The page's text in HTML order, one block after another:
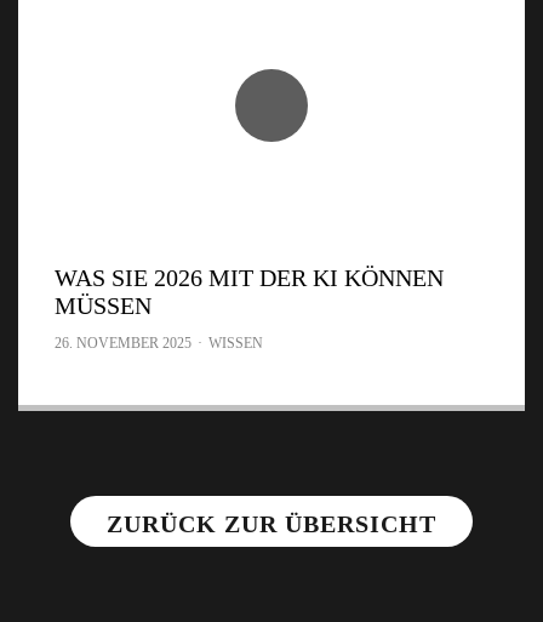
WAS SIE 2026 MIT DER KI KÖNNEN
MÜSSEN
26. NOVEMBER 2025 · WISSEN
ZURÜCK ZUR ÜBERSICHT